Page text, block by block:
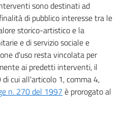
sono destinati ad
di pubblico interesse tra le
storico-artistico e la
e di servizio sociale e
d'uso resta vincolata per
ai predetti interventi, il
cui all'articolo 1, comma 4,
n. 270 del 1997 è prorogato al